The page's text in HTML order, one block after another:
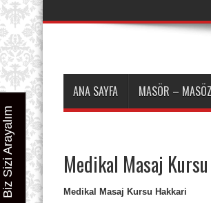
ANA SAYFA MASÖR –
Medikal Masaj
Medikal Masaj Kursu Hakkari
Biz Sizi Arayalım